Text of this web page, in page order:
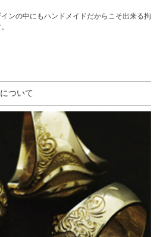
ンの中にもハンドメイドだからこそ出来る拘
ついて